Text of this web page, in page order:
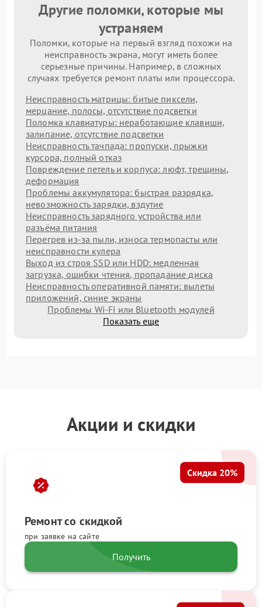
Другие поломки, которые мы
устраняем
Поломки, которые на первый взгляд похожи на
неисправность экрана, могут иметь более
серьезные причины. Например, в сложных
случаях требуется ремонт платы или процессора.
Неисправность матрицы: битые пиксели,
мерцание, полосы, отсутствие подсветки
Поломка клавиатуры: неработающие клавиши,
залипание, отсутствие подсветки
Неисправность тачпада: пропуски, прыжки
курсора, полный отказ
Повреждение петель и корпуса: люфт, трещины,
деформация
Проблемы аккумулятора: быстрая разрядка,
невозможность зарядки, вздутие
Неисправность зарядного устройства или
разъёма питания
Перегрев из‑за пыли, износа термопасты или
неисправности кулера
Выход из строя SSD или HDD: медленная
загрузка, ошибки чтения, пропадание диска
Неисправность оперативной памяти: вылеты
приложений, синие экраны
Проблемы Wi‑Fi или Bluetooth модулей
Показать еще
Акции и скидки
Ремонт со скидкой
при заявке на сайте
Скидка 20%
Получить